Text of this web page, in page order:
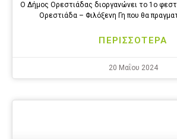
Ο Δήμος Ορεστιάδας διοργανώνει το 1ο
Ορεστιάδα – Φιλόξενη Γη που θα
ΠΕΡΙΣΣΟΤΕΡΑ
20 Μαΐου 2024